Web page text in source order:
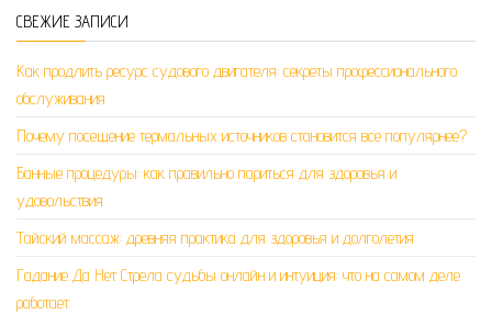
СВЕЖИЕ ЗАПИСИ
Как продлить ресурс судового двигателя: секреты профессионального
обслуживания
Почему посещение термальных источников становится все популярнее?
Банные процедуры: как правильно париться для здоровья и
удовольствия
Тайский массаж: древняя практика для здоровья и долголетия
Гадание Да Нет Стрела судьбы онлайн и интуиция: что на самом деле
работает